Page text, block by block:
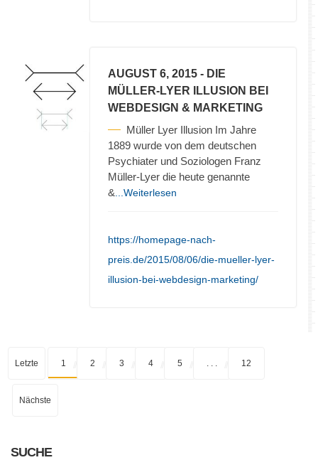
AUGUST 6, 2015 - DIE
MÜLLER-LYER ILLUSION BEI
WEBDESIGN & MARKETING
Müller Lyer Illusion Im Jahre
1889 wurde von dem deutschen
Psychiater und Soziologen Franz
Müller-Lyer die heute genannte
& ...Weiterlesen
https://homepage-nach-
preis.de/2015/08/06/die-mueller-lyer-
illusion-bei-webdesign-marketing/
Letzte 1 2 3 4 5 12
Nächste
SUCHE